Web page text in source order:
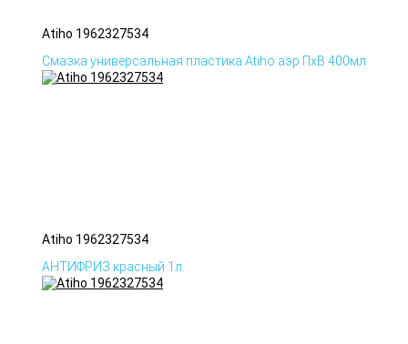
Atiho 1962327534
Смазка универсальная пластика Atiho аэр ПхВ 400мл
Atiho 1962327534
АНТИФРИЗ красный 1л.